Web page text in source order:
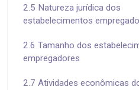
2.5 Natureza jurídica dos
estabelecimentos
2.6 Tamanho dos
empregadores
2.7 Atividades econômicas